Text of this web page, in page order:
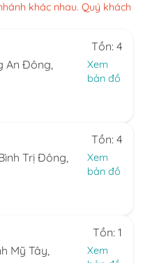
khác nhau. Quý khách
Tồn: 4
An Đông,
Xem
bản đồ
Tồn: 4
Trị Đông,
Xem
bản đồ
Tồn: 1
Mỹ Tây,
Xem